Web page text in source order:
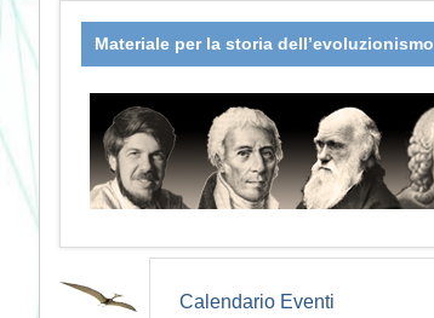
Materiale per la storia dell’evoluzionismo
Calendario Eventi